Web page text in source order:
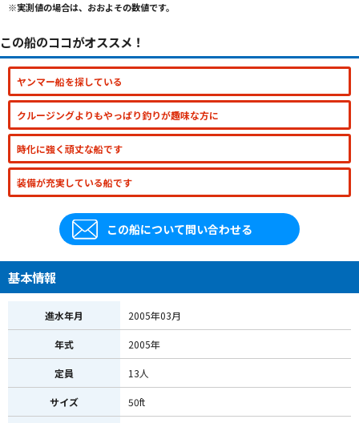
※実測値の場合は、おおよその数値です。
この船のココがオススメ！
ヤンマー船を探している
クルージングよりもやっぱり釣りが趣味な方に
時化に強く頑丈な船です
装備が充実している船です
この船について問い合わせる
基本情報
進水年月 2005年03月
年式 2005年
定員 13人
サイズ 50ft